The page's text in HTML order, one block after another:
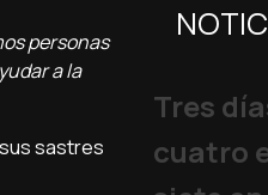
personas
a la
sastres
Tres
cuatro